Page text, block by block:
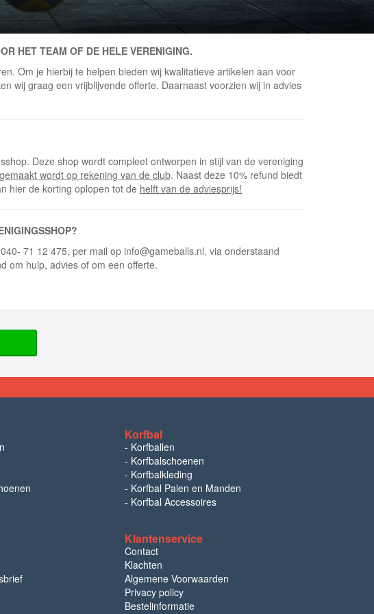
HET TEAM OF DE HELE VERENIGING.
Om je hierbij te helpen bieden wij kwalitatieve artikelen aan voor
wij graag een vrijblijvende offerte. Daarnaast voorzien wij in advies
Deze shop wordt compleet ontworpen in stijl van de vereniging
wordt op rekening van de club. Naast deze 10% refund biedt
hier de korting oplopen tot de helft van de adviesprijs!
71 12 475, per mail op info@gameballs.nl, via onderstaand
om hulp, advies of om een offerte.
Korfbal
- Korfballen
- Korfbalschoenen
- Korfbalkleding
- Korfbal Palen en Manden
- Korfbal Accessoires
Klantenservice
Contact
Klachten
Algemene Voorwaarden
Privacy policy
Bestelinformatie